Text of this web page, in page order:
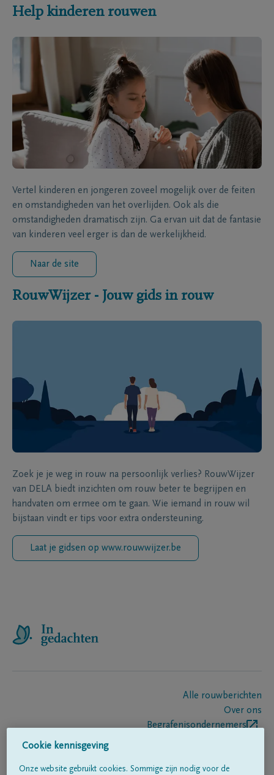
Help kinderen rouwen
Vertel kinderen en jongeren zoveel mogelijk over de feiten
en omstandigheden van het overlijden. Ook als die
omstandigheden dramatisch zijn. Ga ervan uit dat de fantasie
van kinderen veel erger is dan de werkelijkheid.
Naar de site
RouwWijzer - Jouw gids in rouw
Zoek je je weg in rouw na persoonlijk verlies? RouwWijzer
van DELA biedt inzichten om rouw beter te begrijpen en
handvaten om ermee om te gaan. Wie iemand in rouw wil
bijstaan vindt er tips voor extra ondersteuning.
Laat je gidsen op www.rouwwijzer.be
Alle rouwberichten
Over ons
Begrafenisondernemers
Cookie kennisgeving
Onze website gebruikt cookies. Sommige zijn nodig voor de